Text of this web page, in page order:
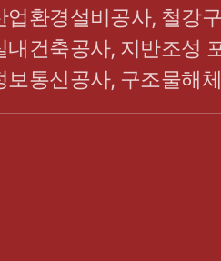
업환경설비공사, 철강
내건축공사, 지반조성
보통신공사, 구조물해